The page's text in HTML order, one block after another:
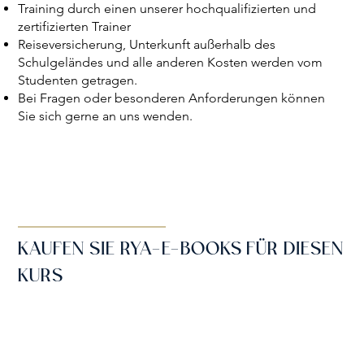
Training durch einen unserer hochqualifizierten und
zertifizierten Trainer
Reiseversicherung, Unterkunft außerhalb des
Schulgeländes und alle anderen Kosten werden vom
Studenten getragen.
Bei Fragen oder besonderen Anforderungen können
Sie sich gerne an uns wenden.
KAUFEN SIE RYA-E-BOOKS FÜR DIESEN
KURS